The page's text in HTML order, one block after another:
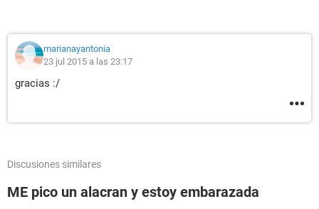
marianayantonia
23 jul 2015 a las 23:17
gracias :/
Discusiones similares
ME pico un alacran y estoy embarazada